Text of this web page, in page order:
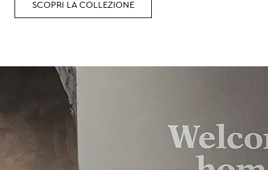
SCOPRI LA COLLEZIONE